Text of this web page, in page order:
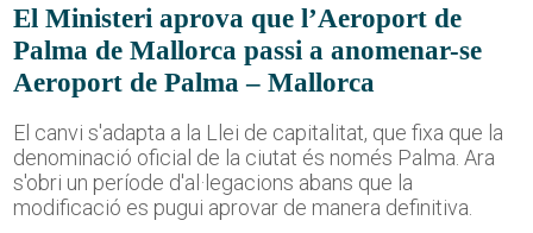
El Ministeri aprova que l’Aeroport de
Palma de Mallorca passi a anomenar-se
Aeroport de Palma – Mallorca
El canvi s'adapta a la Llei de capitalitat, que fixa que la
denominació oficial de la ciutat és només Palma. Ara
s'obri un període d'al·legacions abans que la
modificació es pugui aprovar de manera definitiva.